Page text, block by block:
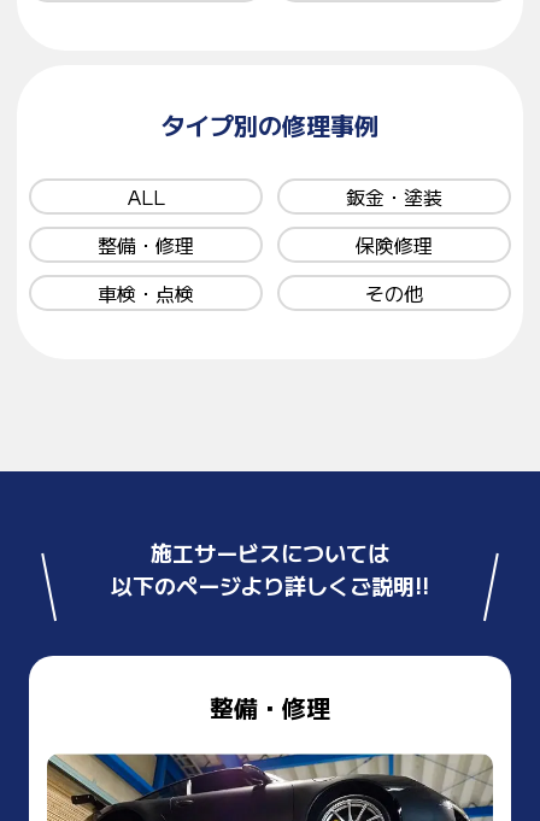
タイプ別の修理事例
ALL
鈑金・塗装
整備・修理
保険修理
車検・点検
その他
施工サービスについては
以下のページより詳しくご説明!!
整備・修理